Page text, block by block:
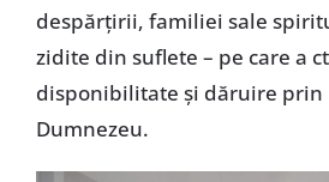
despărțirii, familiei sale
zidite din suflete – pe care a
disponibilitate și dăruire
Dumnezeu.